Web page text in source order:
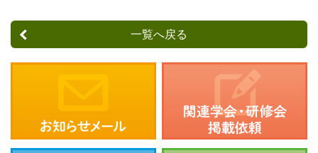
一覧へ戻る